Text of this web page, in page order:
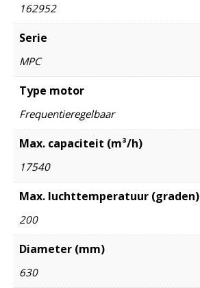
162952
Serie
MPC
Type motor
Frequentieregelbaar
Max. capaciteit (m³/h)
17540
Max. luchttemperatuur (graden)
200
Diameter (mm)
630